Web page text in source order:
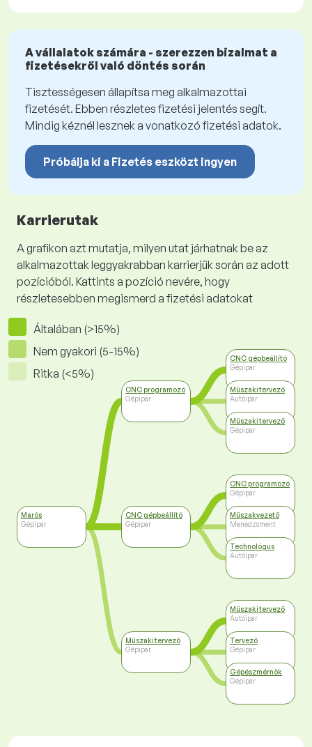
A vállalatok számára - szerezzen bizalmat a
fizetésekről való döntés során
Tisztességesen állapítsa meg alkalmazottai
fizetését. Ebben részletes fizetési jelentés segít.
Mindig kéznél lesznek a vonatkozó fizetési adatok.
Próbálja ki a Fizetés eszközt ingyen
Karrierutak
A grafikon azt mutatja, milyen utat járhatnak be az
alkalmazottak leggyakrabban karrierjük során az adott
pozícióból. Kattints a pozíció nevére, hogy
részletesebben megismerd a fizetési adatokat
Általában (>15%)
Nem gyakori (5-15%)
Ritka (<5%)
Marós
Gépipar
CNC programozó
Gépipar
CNC gépbeállító
Gépipar
Műszaki tervező
Gépipar
CNC gépbeállító
Gépipar
Műszaki tervező
Autóipar
Műszaki tervező
Gépipar
CNC programozó
Gépipar
Műszakvezető
Menedzsment
Technológus
Autóipar
Műszaki tervező
Autóipar
Tervező
Gépipar
Gépészmérnök
Gépipar